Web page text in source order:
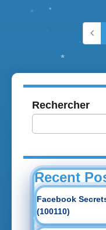
Rechercher
Recent
Facebook
(100110)